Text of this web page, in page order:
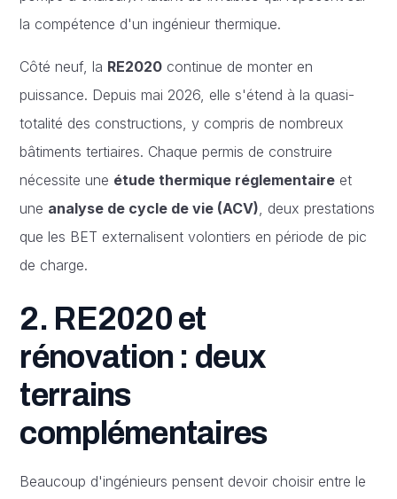
la compétence d'un ingénieur thermique.
Côté neuf, la RE2020 continue de monter en
puissance. Depuis mai 2026, elle s'étend à la quasi-
totalité des constructions, y compris de nombreux
bâtiments tertiaires. Chaque permis de construire
nécessite une étude thermique réglementaire et
une analyse de cycle de vie (ACV) , deux prestations
que les BET externalisent volontiers en période de pic
de charge.
2. RE2020 et
rénovation : deux
terrains
complémentaires
Beaucoup d'ingénieurs pensent devoir choisir entre le